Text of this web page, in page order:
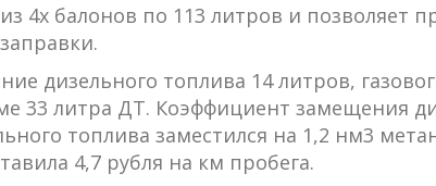
4х балонов по 113 литров и позволяет
дизельного топлива 14 литров,
33 литра ДТ. Коэффициент замещения
топлива заместился на 1,2 нм3
4,7 рубля на км пробега.